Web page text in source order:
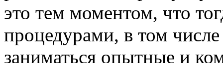
это тем моментом, что
процедурами, в том
заниматься опытные и